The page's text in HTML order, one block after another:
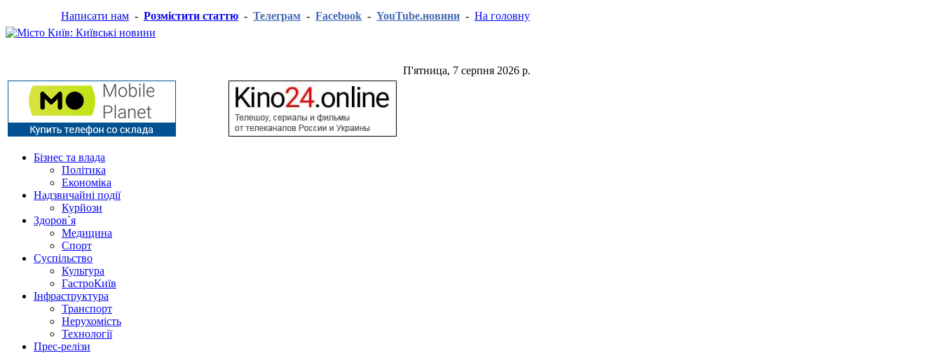
Написати нам - Розмістити статтю - Телеграм - Facebook - YouTube.новини - На головну
П'ятница, 7 серпня 2026 р.
Бізнес та влада
Політика
Економіка
Надзвичайні події
Курйози
Здоров`я
Медицина
Спорт
Суспільство
Культура
ГастроКиїв
Інфраструктура
Транспорт
Нерухомість
Технології
Прес-релізи